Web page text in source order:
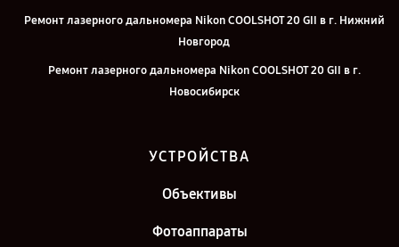
Ремонт лазерного дальномера Nikon COOLSHOT 20 GII в г. Нижний
Новгород
Ремонт лазерного дальномера Nikon COOLSHOT 20 GII в г.
Новосибирск
Ремонт лазерного дальномера Nikon COOLSHOT 20 GII в г. Санкт-
УСТРОЙСТВА
Объективы
Фотоаппараты